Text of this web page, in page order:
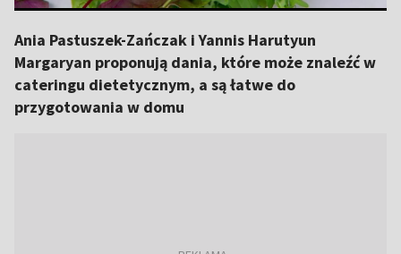
Ania Pastuszek-Zańczak i Yannis Harutyun
Margaryan proponują dania, które może znaleźć w
cateringu dietetycznym, a są łatwe do
przygotowania w domu